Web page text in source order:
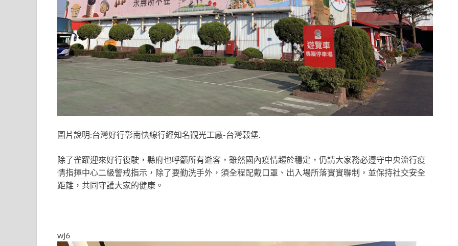
圖片說明:台灣好行彰南快線行經知名觀光工廠-台灣榖堡.
除了雀躍迎來好行復駛，縣府也呼籲所有遊客，雖然國內疫情趨於穩定，仍請大家務必遵守中央流行疫
情指揮中心二級警戒指示，除了要勤洗手外，須全程配戴口罩、出入場所落實實聯制，並保持社交安全
距離，共同守護大家的健康。
wj6